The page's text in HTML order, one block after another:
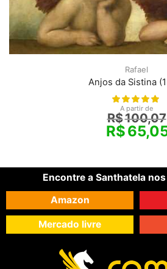
Rafael
Anjos da Sistina
A partir de
R$100,07
R$
Encontre a Santhatela
Amazon
Mercado livre